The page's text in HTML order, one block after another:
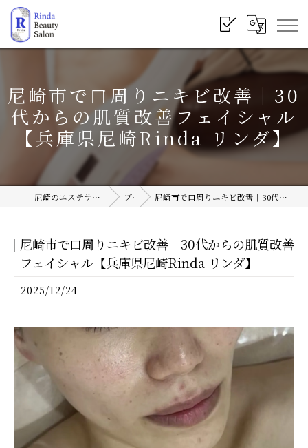
尼崎市で口周りニキビ改善｜30
代からの肌質改善フェイシャル
【兵庫県尼崎Rinda リンダ】
尼崎のエステサロンならRinda Beauty Salon ブログ 尼崎市で口周りニキビ改善｜30代からの肌質改善フェイシャル【兵庫県尼崎Rinda リンダ】
尼崎市で口周りニキビ改善｜30代からの肌質改善
フェイシャル【兵庫県尼崎Rinda リンダ】
2025/12/24